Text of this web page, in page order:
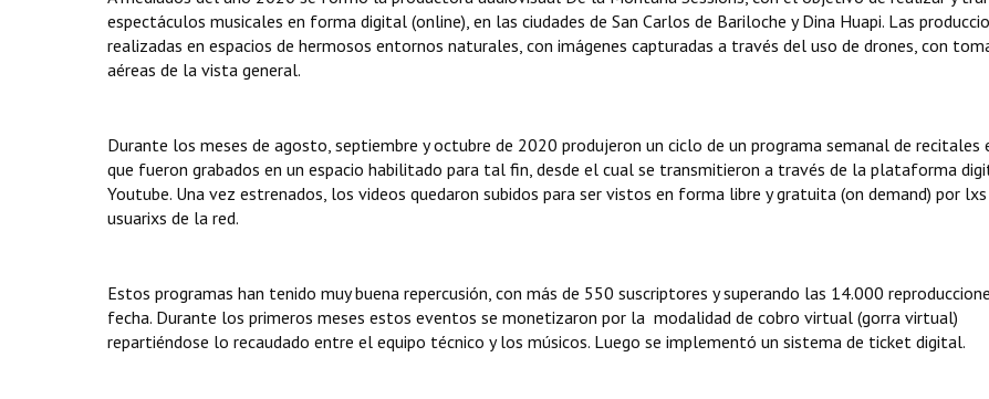
espectáculos musicales en forma digital (online), en las ciudades de San Carlos de Bariloche y Dina Huapi. Las
realizadas en espacios de hermosos entornos naturales, con imágenes capturadas a través del uso de drones, con
aéreas de la vista general.
Durante los meses de agosto, septiembre y octubre de 2020 produjeron un ciclo de un programa semanal de recitales
que fueron grabados en un espacio habilitado para tal fin, desde el cual se transmitieron a través de la plataforma
Youtube. Una vez estrenados, los videos quedaron subidos para ser vistos en forma libre y gratuita (on demand) por lxs
usuarixs de la red.
Estos programas han tenido muy buena repercusión, con más de 550 suscriptores y superando las 14.000
fecha. Durante los primeros meses estos eventos se monetizaron por la modalidad de cobro virtual (gorra virtual)
repartiéndose lo recaudado entre el equipo técnico y los músicos. Luego se implementó un sistema de ticket digital.